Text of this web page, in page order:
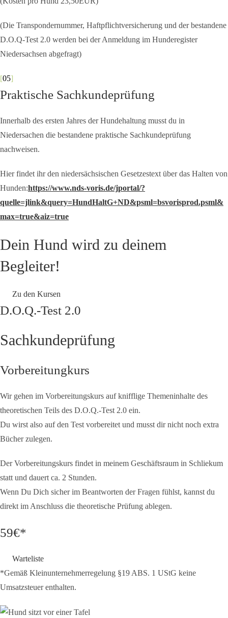
(Die Transpondernummer, Haftpflichtversicherung und der bestandene
D.O.Q-Test 2.0 werden bei der Anmeldung im Hunderegister
Niedersachsen abgefragt)
[05]
Praktische Sachkundeprüfung
Innerhalb des ersten Jahres der Hundehaltung musst du in
Niedersachen die bestandene praktische Sachkundeprüfung
nachweisen.
Hier findet ihr den niedersächsischen Gesetzestext über das Halten von
Hunden:https://www.nds-voris.de/jportal/?
quelle=jlink&query=HundHaltG+ND&psml=bsvorisprod.psml&
max=true&aiz=true
Dein Hund wird zu deinem
Begleiter!
Zu den Kursen
D.O.Q.-Test 2.0
Sachkundeprüfung
Vorbereitungkurs
Wir gehen im Vorbereitungskurs auf knifflige Themeninhalte des
theoretischen Teils des D.O.Q.-Test 2.0 ein.
Du wirst also auf den Test vorbereitet und musst dir nicht noch extra
Bücher zulegen.
Der Vorbereitungskurs findet in meinem Geschäftsraum in Schliekum
statt und dauert ca. 2 Stunden.
Wenn Du Dich sicher im Beantworten der Fragen fühlst, kannst du
direkt im Anschluss die theoretische Prüfung ablegen.
59€*
Warteliste
*Gemäß Kleinunternehmerregelung §19 ABS. 1 UStG keine
Umsatzsteuer enthalten.